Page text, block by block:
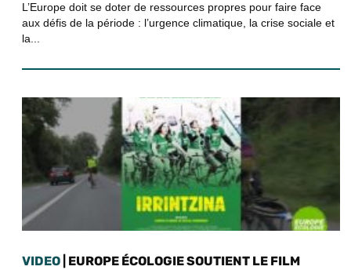
L’Europe doit se doter de ressources propres pour faire face
aux défis de la période : l’urgence climatique, la crise sociale et
la...
VIDEO | EUROPE ÉCOLOGIE SOUTIENT LE FILM